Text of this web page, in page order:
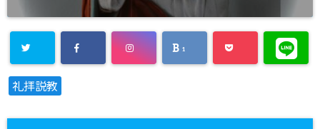
1
礼拝説教